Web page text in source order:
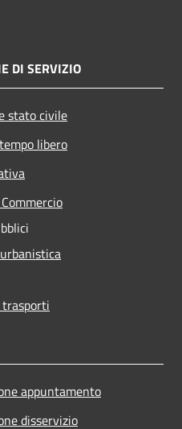
DI SERVIZIO
stato civile
libero
appuntamento
disservizio